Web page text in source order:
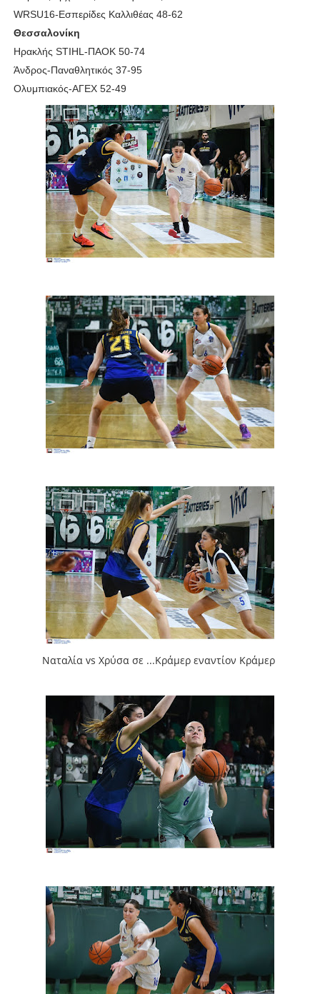
WRSU16-Εσπερίδες Καλλιθέας 48-62
Θεσσαλονίκη
Ηρακλής STIHL-ΠΑΟΚ 50-74
Άνδρος-Παναθλητικός 37-95
Ολυμπιακός-ΑΓΕΧ 52-49
Ναταλία vs Χρύσα σε ...Κράμερ εναντίον Κράμερ